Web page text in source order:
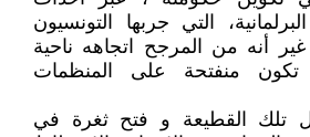
التي جربها التونسيون
أنه من المرجح اتجاهه ناحية
منفتحة على المنظمات
تلك القطيعة و فتح ثغرة في